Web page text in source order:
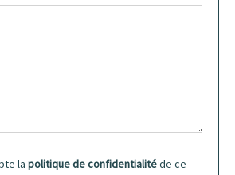
la politique de confidentialitéde ce